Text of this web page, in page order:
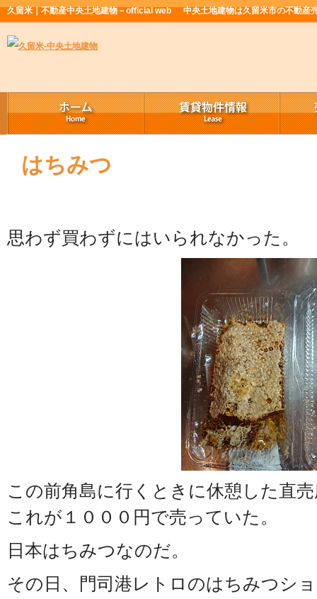
久留米｜不動産中央土地建物－official web 中央土地建物は久留米市の不動産
はちみつ
思わず買わずにはいられなかった。
この前角島に行くときに休憩した直
これが１０００円で売っていた。
日本はちみつなのだ。
その日、門司港レトロのはちみつシ